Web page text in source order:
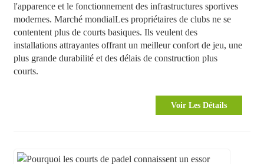
l'apparence et le fonctionnement des infrastructures sportives
modernes. Marché mondialLes propriétaires de clubs ne se
contentent plus de courts basiques. Ils veulent des
installations attrayantes offrant un meilleur confort de jeu, une
plus grande durabilité et des délais de construction plus
courts.
Voir Les Détails